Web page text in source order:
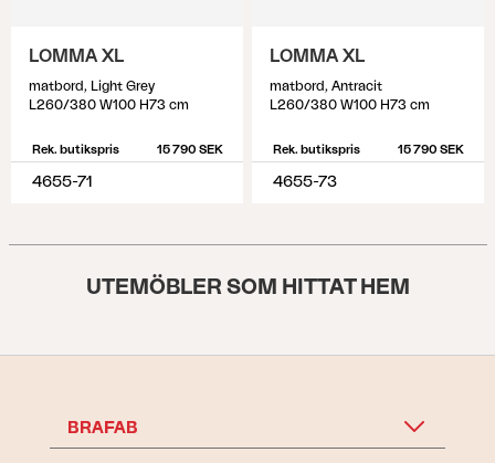
LOMMA XL
matbord, Light Grey
L260/380 W100 H73 cm
Rek. butikspris 15 790 SEK
4655-71
LOMMA XL
matbord, Antracit
L260/380 W100 H73 cm
Rek. butikspris 15 790 SEK
4655-73
UTEMÖBLER SOM HITTAT HEM
BRAFAB